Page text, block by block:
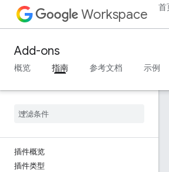
Workspace 首
Add-ons
概览 指南 参考文档 示例
插件概览
插件类型